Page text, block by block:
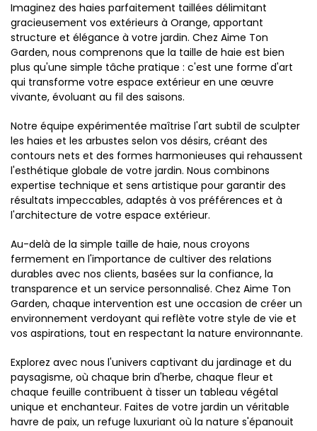
Imaginez des haies parfaitement taillées délimitant
gracieusement vos extérieurs à Orange, apportant
structure et élégance à votre jardin. Chez Aime Ton
Garden, nous comprenons que la taille de haie est bien
plus qu'une simple tâche pratique : c'est une forme d'art
qui transforme votre espace extérieur en une œuvre
vivante, évoluant au fil des saisons.
Notre équipe expérimentée maîtrise l'art subtil de sculpter
les haies et les arbustes selon vos désirs, créant des
contours nets et des formes harmonieuses qui rehaussent
l'esthétique globale de votre jardin. Nous combinons
expertise technique et sens artistique pour garantir des
résultats impeccables, adaptés à vos préférences et à
l'architecture de votre espace extérieur.
Au-delà de la simple taille de haie, nous croyons
fermement en l'importance de cultiver des relations
durables avec nos clients, basées sur la confiance, la
transparence et un service personnalisé. Chez Aime Ton
Garden, chaque intervention est une occasion de créer un
environnement verdoyant qui reflète votre style de vie et
vos aspirations, tout en respectant la nature environnante.
Explorez avec nous l'univers captivant du jardinage et du
paysagisme, où chaque brin d'herbe, chaque fleur et
chaque feuille contribuent à tisser un tableau végétal
unique et enchanteur. Faites de votre jardin un véritable
havre de paix, un refuge luxuriant où la nature s'épanouit